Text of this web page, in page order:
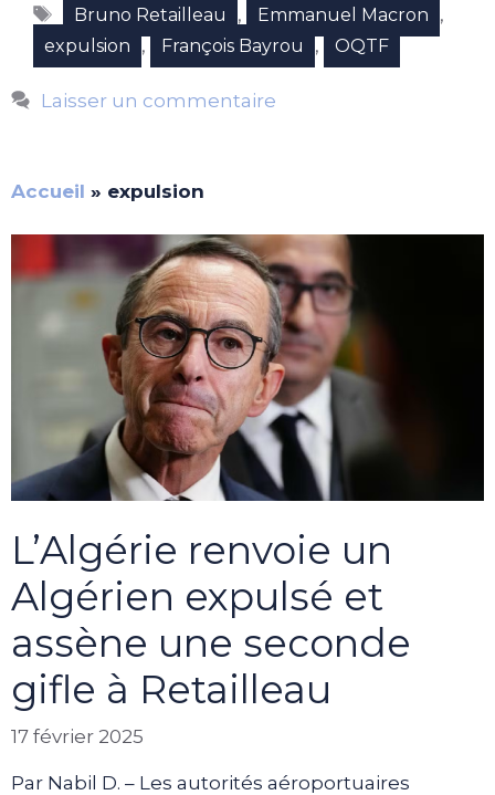
Étiquettes
Bruno Retailleau , Emmanuel Macron ,
expulsion , François Bayrou , OQTF
Laisser un commentaire
Accueil » expulsion
L’Algérie renvoie un
Algérien expulsé et
assène une seconde
gifle à Retailleau
17 février 2025
Par Nabil D. – Les autorités aéroportuaires